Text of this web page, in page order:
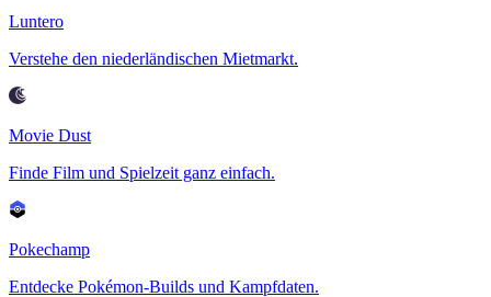
Luntero
Verstehe den niederländischen Mietmarkt.
Movie Dust
Finde Film und Spielzeit ganz einfach.
Pokechamp
Entdecke Pokémon-Builds und Kampfdaten.